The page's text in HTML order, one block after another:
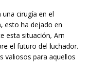
cirugía en el
esto ha dejado en
esta situación, Arn
el futuro del luchador.
valiosos para aquellos